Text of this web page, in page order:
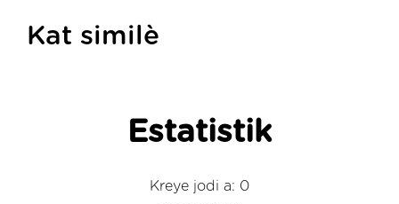
Kat similè
Estatistik
Kreye jodi a: 0